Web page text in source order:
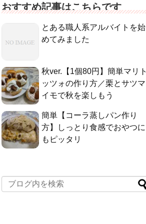
おすすめ記事はこちらです
とある職人系アルバイトを始
めてみました
秋ver.【1個80円】簡単マリト
ッツォの作り方／栗とサツマ
イモで秋を楽しもう
簡単【コーラ蒸しパン作り
方】しっとり食感でおやつに
もピッタリ